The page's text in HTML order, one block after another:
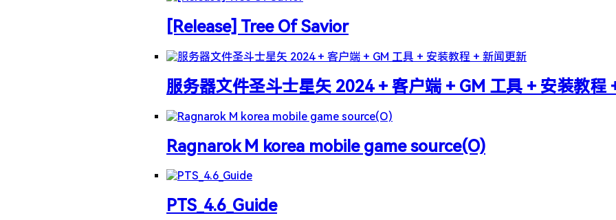
[Release] Tree Of Savior
服务器文件圣斗士星矢 2024 + 客户端 + GM 工具 + 安装教程
Ragnarok M korea mobile game source(O)
PTS_4.6_Guide